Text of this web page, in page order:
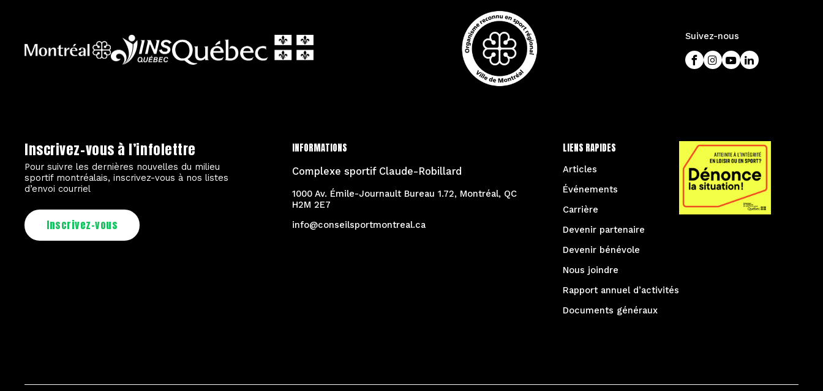
Suivez-nous
Inscrivez-vous à l’infolettre
Pour suivre les dernières nouvelles du milieu
sportif montréalais, inscrivez-vous à nos listes
d’envoi courriel
Inscrivez-vous
INFORMATIONS
Complexe sportif Claude-Robillard
1000 Av. Émile-Journault Bureau 1.72, Montréal, QC
H2M 2E7
info@conseilsportmontreal.ca
LIENS RAPIDES
Articles
Événements
Carrière
Devenir partenaire
Devenir bénévole
Nous joindre
Rapport annuel d’activités
Documents généraux